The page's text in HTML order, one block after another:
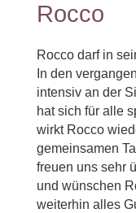
Rocco
Rocco darf in
In den
intensiv an der
hat sich für alle
wirkt Rocco
gemeinsamen
freuen uns sehr
und wünschen
weiterhin alles